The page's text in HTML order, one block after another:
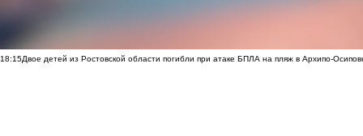
18:15Двое детей из Ростовской области погибли при атаке БПЛА на пляж в Архипо-